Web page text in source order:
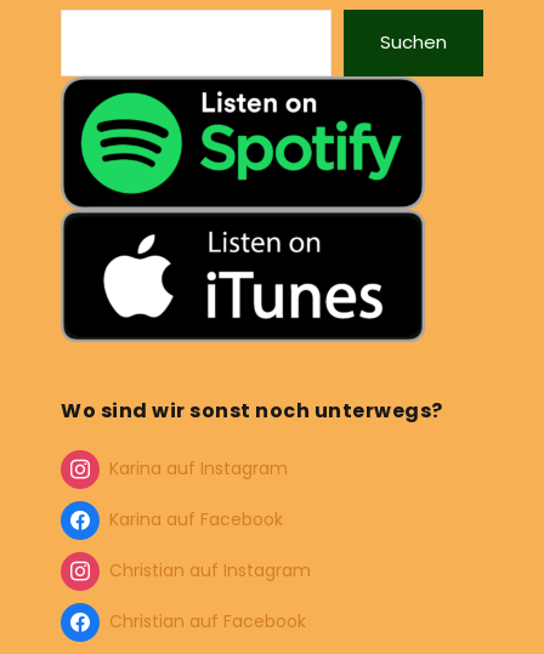
Suchen
Wo sind wir sonst noch unterwegs?
Karina auf Instagram
Karina auf Facebook
Christian auf Instagram
Christian auf Facebook